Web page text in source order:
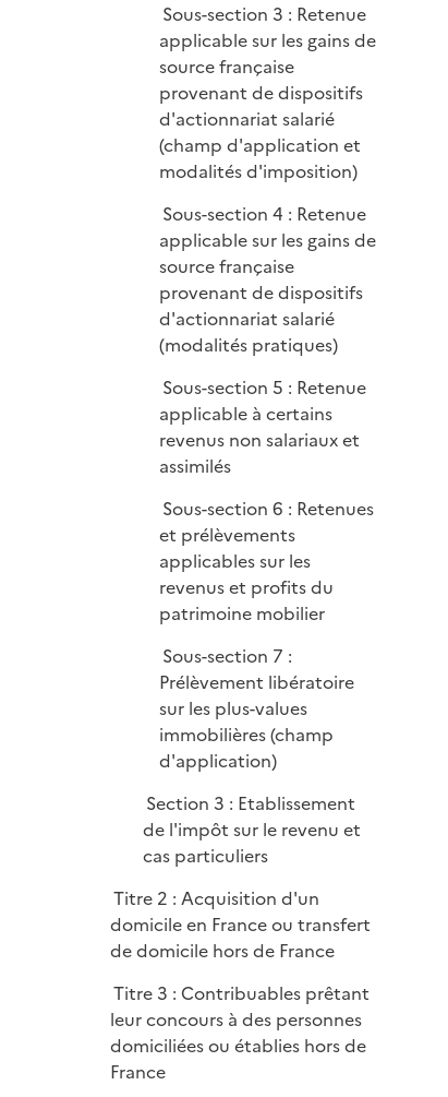
Sous-section 3 : Retenue
applicable sur les gains de
source française
provenant de dispositifs
d'actionnariat salarié
(champ d'application et
modalités d'imposition)
Sous-section 4 : Retenue
applicable sur les gains de
source française
provenant de dispositifs
d'actionnariat salarié
(modalités pratiques)
Sous-section 5 : Retenue
applicable à certains
revenus non salariaux et
assimilés
Sous-section 6 : Retenues
et prélèvements
applicables sur les
revenus et profits du
patrimoine mobilier
Sous-section 7 :
Prélèvement libératoire
sur les plus-values
immobilières (champ
d'application)
Section 3 : Etablissement
de l'impôt sur le revenu et
cas particuliers
Titre 2 : Acquisition d'un
domicile en France ou transfert
de domicile hors de France
Titre 3 : Contribuables prêtant
leur concours à des personnes
domiciliées ou établies hors de
France